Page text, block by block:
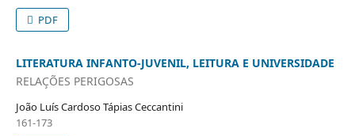
PDF
LITERATURA INFANTO-JUVENIL, LEITURA E UNIVERSIDADE
RELAÇÕES PERIGOSAS
João Luís Cardoso Tápias Ceccantini
161-173